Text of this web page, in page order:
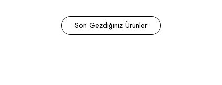
Son Gezdiğiniz Ürünler